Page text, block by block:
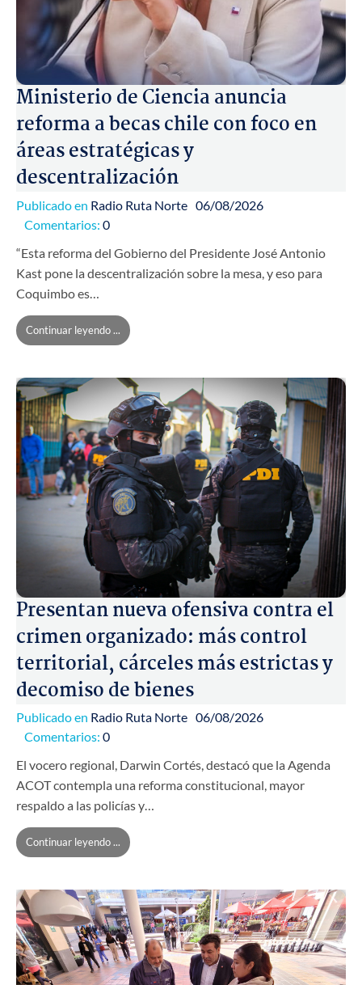
Ministerio de Ciencia anuncia
reforma a becas chile con foco en
áreas estratégicas y
descentralización
Publicado en Radio Ruta Norte 06/08/2026
Comentarios: 0
“Esta reforma del Gobierno del Presidente José Antonio
Kast pone la descentralización sobre la mesa, y eso para
Coquimbo es…
Continuar leyendo ...
Presentan nueva ofensiva contra el
crimen organizado: más control
territorial, cárceles más estrictas y
decomiso de bienes
Publicado en Radio Ruta Norte 06/08/2026
Comentarios: 0
El vocero regional, Darwin Cortés, destacó que la Agenda
ACOT contempla una reforma constitucional, mayor
respaldo a las policías y…
Continuar leyendo ...